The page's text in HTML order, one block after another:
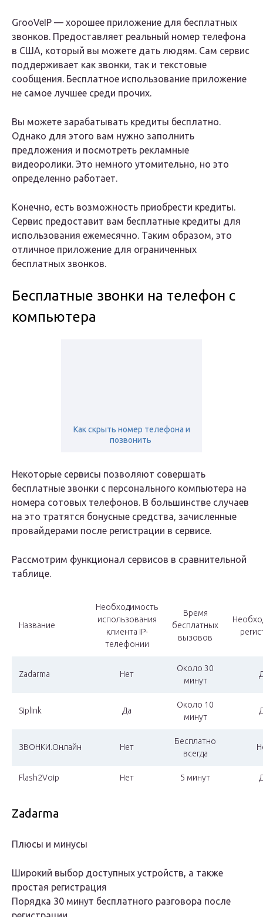
GrooVeIP — хорошее приложение для бесплатных
звонков. Предоставляет реальный номер телефона
в США, который вы можете дать людям. Сам сервис
поддерживает как звонки, так и текстовые
сообщения. Бесплатное использование приложение
не самое лучшее среди прочих.
Вы можете зарабатывать кредиты бесплатно.
Однако для этого вам нужно заполнить
предложения и посмотреть рекламные
видеоролики. Это немного утомительно, но это
определенно работает.
Конечно, есть возможность приобрести кредиты.
Сервис предоставит вам бесплатные кредиты для
использования ежемесячно. Таким образом, это
отличное приложение для ограниченных
бесплатных звонков.
Бесплатные звонки на телефон с
компьютера
Как скрыть номер телефона и
позвонить ️
Некоторые сервисы позволяют совершать
бесплатные звонки с персонального компьютера на
номера сотовых телефонов. В большинстве случаев
на это тратятся бонусные средства, зачисленные
провайдерами после регистрации в сервисе.
Рассмотрим функционал сервисов в сравнительной
таблице.
Название
Необходимость
использования
клиента IP-
телефонии
Время
бесплатных
вызовов
Zadarma Нет
Около 30
минут
Siplink Да
Около 10
минут
ЗВОНКИ.Онлайн Нет
Бесплатно
всегда
Flash2Voip Нет 5 минут
Zadarma
Плюсы и минусы
Широкий выбор доступных устройств, а также
простая регистрация
Порядка 30 минут бесплатного разговора после